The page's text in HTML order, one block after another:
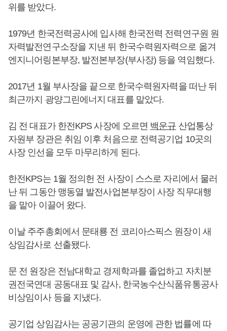
위를 받았다.
1979년 한국전력공사에 입사해 한국전력 전력연구원 원
자력발전연구소장을 지낸 뒤 한국수력원자력으로 옮겨
엔지니어링본부장, 발전본부장(부사장) 등을 역임했다.
2017년 1월 부사장을 끝으로 한국수력원자력을 떠난 뒤
최근까지 광양그린에너지 대표를 맡았다.
김 전 대표가 한전KPS 사장에 오르면 백운규 산업통상
자원부 장관은 취임 이후 처음으로 전력공기업 10곳의
사장 인선을 모두 마무리하게 된다.
한전KPS는 1월 정의헌 전 사장이 스스로 자리에서 물러
난 뒤 그동안 맹동열 발전사업본부장이 사장 직무대행
을 맡아 이끌어 왔다.
이날 주주총회에서 문태룡 전 코리아스픽스 원장이 새
상임감사로 선출됐다.
문 전 원장은 전남대학교 경제학과를 졸업하고 자치분
권전국연대 공동대표 및 감사, 한국농수산식품유통공사
비상임이사 등을 지냈다.
공기업 상임감사는 공공기관의 운영에 관한 법률에 따